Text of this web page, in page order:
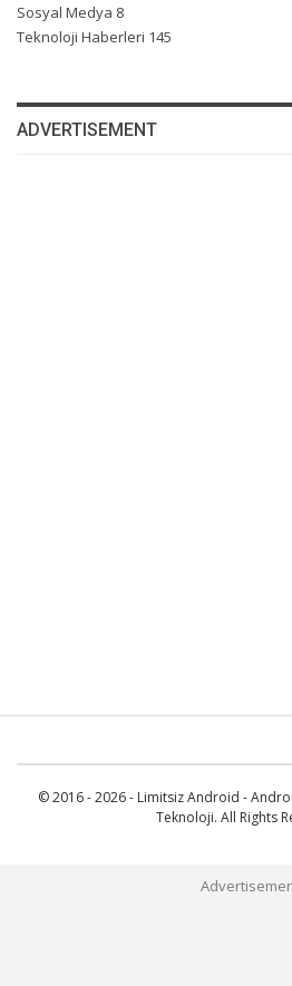
Sosyal Medya 8
Teknoloji Haberleri 145
ADVERTISEMENT
© 2016 - 2026 - Limitsiz Android -
Teknoloji. All Rights